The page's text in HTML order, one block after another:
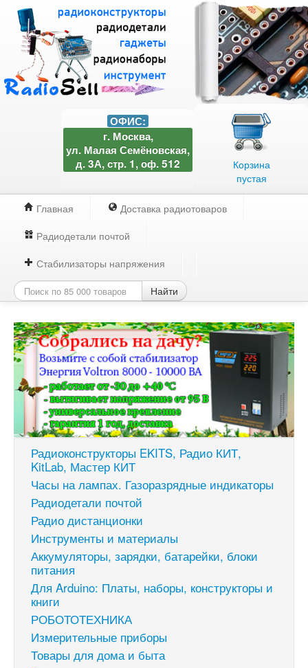
Корзина
пустая
ОФИС:
г. Москва,
ул. Малая Семёновская,
д. 3А, стр. 1, оф. 512
Главная
Доставка радиотоваров
Радиодетали почтой
Стабилизаторы напряжения
Найти
Радиоконструкторы EKITS, Радио КИТ,
KitLab, Мастер КИТ
Часы на лампах. Газоразрядные индикаторы
Радиодетали почтой
Радио дистанционки
Инструменты и материалы
Аккумуляторы, зарядки, батарейки, блоки
питания
Для Arduino: Платы, наборы, конструкторы и
книги
РОБОТОТЕХНИКА
Измерительные приборы
Товары для дома и быта